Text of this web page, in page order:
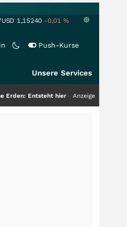
1,15240 -0,01 %
Push-Kurse
Unsere Services
hier die nächste Milliardenstory?
Anzeige